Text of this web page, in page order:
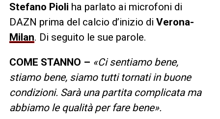
Stefano Pioli ha parlato ai microfoni di
DAZN prima del calcio d’inizio di Verona-
Milan. Di seguito le sue parole.
COME STANNO – «Ci sentiamo bene,
stiamo bene, siamo tutti tornati in buone
condizioni. Sarà una partita complicata ma
abbiamo le qualità per fare bene».